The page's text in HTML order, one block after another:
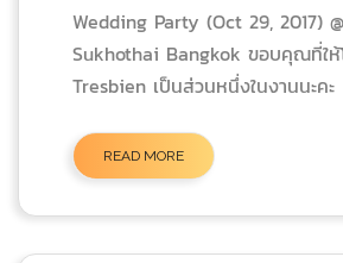
Wedding Party (Oct 29, 2017)
Sukhothai Bangkok ขอบคุณที่ให้
Tresbien เป็นส่วนหนึ่งในงานนะคะ
READ MORE